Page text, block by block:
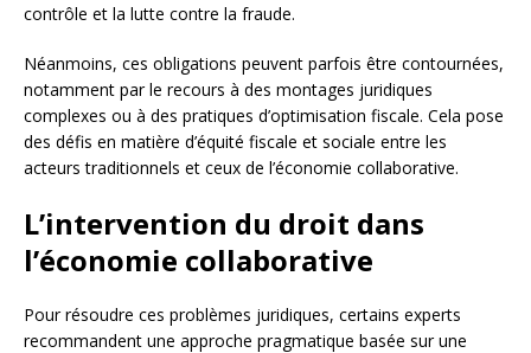
contrôle et la lutte contre la fraude.
Néanmoins, ces obligations peuvent parfois être contournées,
notamment par le recours à des montages juridiques
complexes ou à des pratiques d’optimisation fiscale. Cela pose
des défis en matière d’équité fiscale et sociale entre les
acteurs traditionnels et ceux de l’économie collaborative.
L’intervention du droit dans
l’économie collaborative
Pour résoudre ces problèmes juridiques, certains experts
recommandent une approche pragmatique basée sur une